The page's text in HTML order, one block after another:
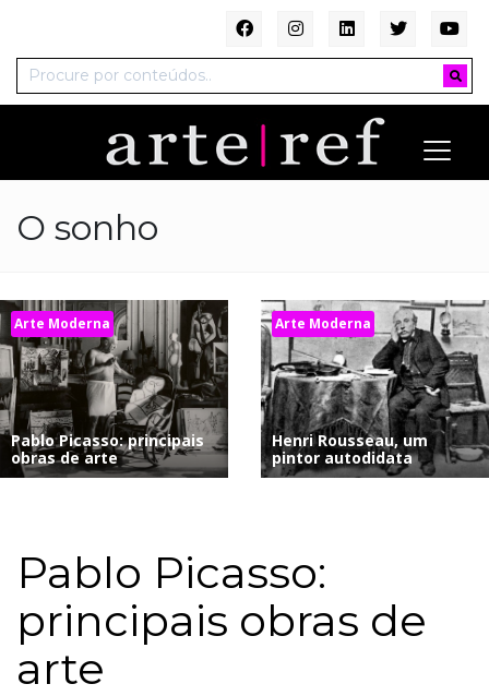
O sonho
Arte Moderna
Pablo Picasso: principais
obras de arte
Arte Moderna
Henri Rousseau, um
pintor autodidata
Pablo Picasso:
principais obras de
arte